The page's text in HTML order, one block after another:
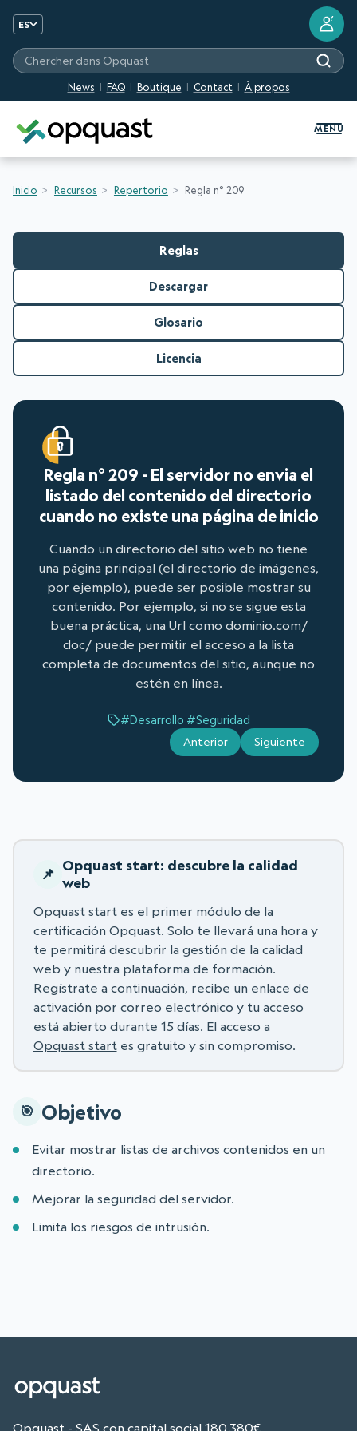
ES
News FAQ Boutique Contact À propos
Chercher dans Opquast
?
MENU
Inicio Recursos Repertorio Regla n° 209
Reglas
Descargar
Glosario
Licencia
Regla n° 209 - El servidor no envia el
listado del contenido del directorio
cuando no existe una página de inicio
Cuando un directorio del sitio web no tiene
una página principal (el directorio de imágenes,
por ejemplo), puede ser posible mostrar su
contenido. Por ejemplo, si no se sigue esta
buena práctica, una Url como dominio.com/
doc/ puede permitir el acceso a la lista
completa de documentos del sitio, aunque no
estén en línea.
#Desarrollo #Seguridad
Anterior Siguiente
Opquast start: descubre la calidad
web
Opquast start es el primer módulo de la
certificación Opquast. Solo te llevará una hora y
te permitirá descubrir la gestión de la calidad
web y nuestra plataforma de formación.
Regístrate a continuación, recibe un enlace de
activación por correo electrónico y tu acceso
está abierto durante 15 días. El acceso a
Opquast startes gratuito y sin compromiso.
Objetivo
Evitar mostrar listas de archivos contenidos en un
directorio.
Mejorar la seguridad del servidor.
Limita los riesgos de intrusión.